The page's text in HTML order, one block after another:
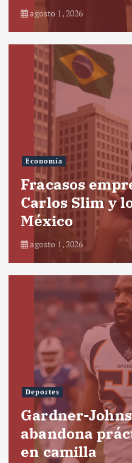
agosto 1, 2026
Economía
Fracasos
Carlos Slim y
México
agosto 1, 2026
Deportes
Gardner-
abandona
en camilla